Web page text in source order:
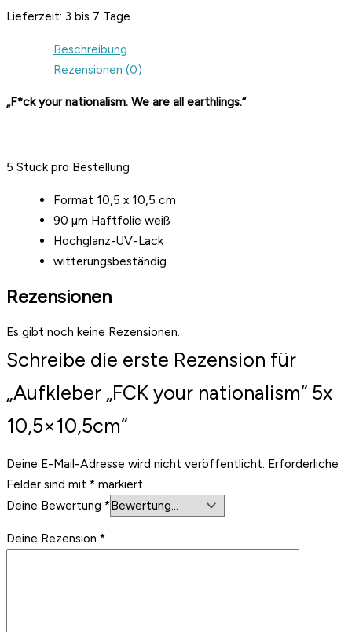
Lieferzeit: 3 bis 7 Tage
Beschreibung
Rezensionen (0)
„F*ck your nationalism. We are all earthlings.“
5 Stück pro Bestellung
Format 10,5 x 10,5 cm
90 µm Haftfolie weiß
Hochglanz-UV-Lack
witterungsbeständig
Rezensionen
Es gibt noch keine Rezensionen.
Schreibe die erste Rezension für
„Aufkleber „FCK your nationalism“ 5x
10,5×10,5cm“
Deine E-Mail-Adresse wird nicht veröffentlicht. Erforderliche
Felder sind mit * markiert
Deine Bewertung *
Deine Rezension *